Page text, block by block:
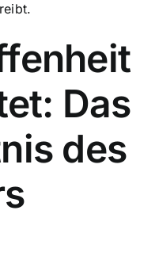
Das
des